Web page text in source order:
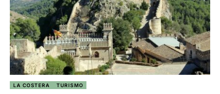
LA COSTERA TURISMO